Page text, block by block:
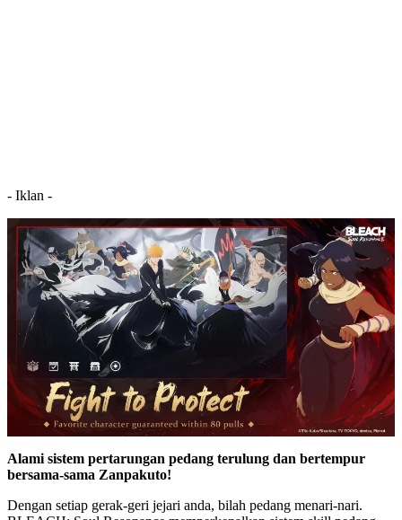
- Iklan -
Alami sistem pertarungan pedang terulung dan bertempur
bersama-sama Zanpakuto!
Dengan setiap gerak-geri jejari anda, bilah pedang menari-nari.